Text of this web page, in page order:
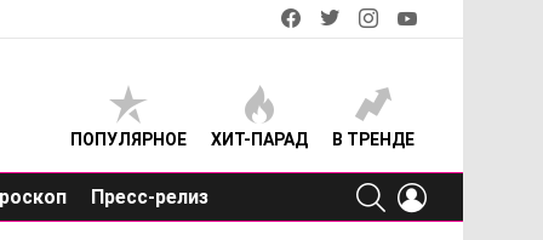
facebooktwitterinstagram
ПОПУЛЯРНОЕ ХИТ-ПАРАД В ТРЕНДЕ
Пресс-релиз
SEARCH